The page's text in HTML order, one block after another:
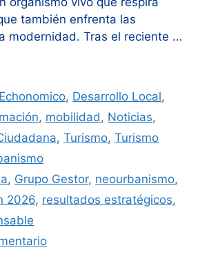
también enfrenta las
modernidad. Tras el reciente …
, Desarrollo Local,
, mobilidad , Noticias,
, Turismo, Turismo
, Grupo Gestor, neourbanismo,
2026, resultados estratégicos,